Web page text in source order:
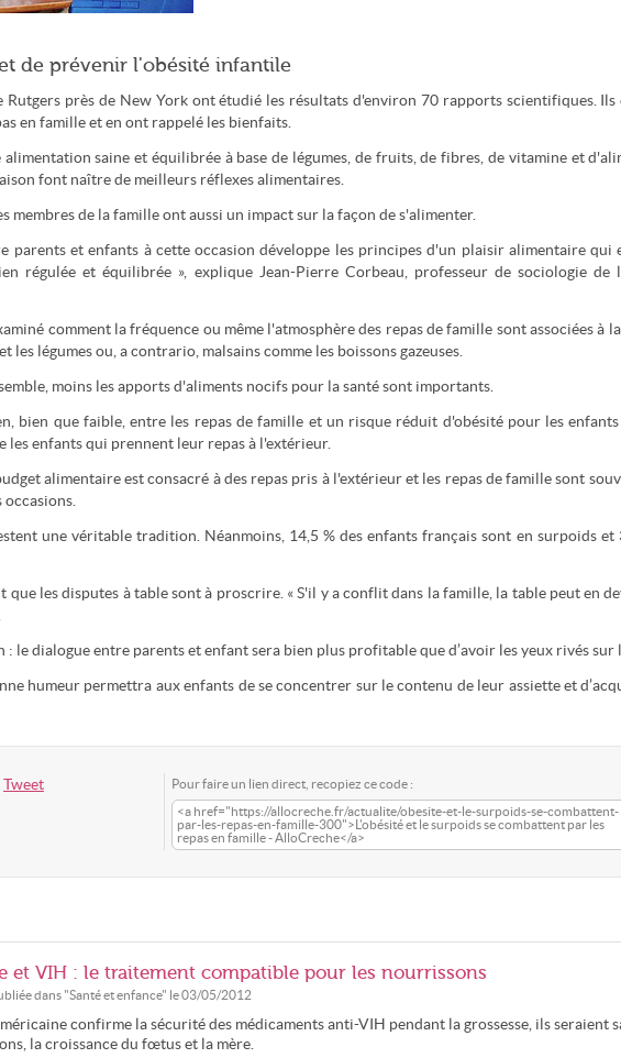
CC-by-nd)
de prévenir l'obésité infantile
Rutgers près de New York ont étudié les résultats d'environ 70 rapports scientifiques.
en famille et en ont rappelé les bienfaits.
saine et équilibrée à base de légumes, de fruits, de fibres, de vitamine et
font naître de meilleurs réflexes alimentaires.
membres de la famille ont aussi un impact sur la façon de s'alimenter.
parents et enfants à cette occasion développe les principes d'un plaisir alimentaire qui
régulée et équilibrée », explique Jean-Pierre Corbeau, professeur de sociologie de
comment la fréquence ou même l'atmosphère des repas de famille sont associées à
les légumes ou, a contrario, malsains comme les boissons gazeuses.
moins les apports d'aliments nocifs pour la santé sont importants.
bien que faible, entre les repas de famille et un risque réduit d'obésité pour les
les enfants qui prennent leur repas à l'extérieur.
alimentaire est consacré à des repas pris à l'extérieur et les repas de famille sont
occasions.
une véritable tradition. Néanmoins, 14,5 % des enfants français sont en surpoids et
que les disputes à table sont à proscrire. « S'il y a conflit dans la famille, la table peut en
: le dialogue entre parents et enfant sera bien plus profitable que d’avoir les yeux rivés sur
humeur permettra aux enfants de se concentrer sur le contenu de leur assiette et
Tweet
Pour faire un lien direct, recopiez ce code :
<a href="https://allocreche.fr/actualite/obesite-et-le-surpoids-se-combattent-
par-les-repas-en-famille-300">L'obésité et le surpoids se combattent par les
repas en famille - AlloCreche</a>
et VIH : le traitement compatible pour les nourrissons
dans "Santé et enfance" le03/05/2012
confirme la sécurité des médicaments anti-VIH pendant la grossesse, ils seraient
la croissance du fœtus et la mère.